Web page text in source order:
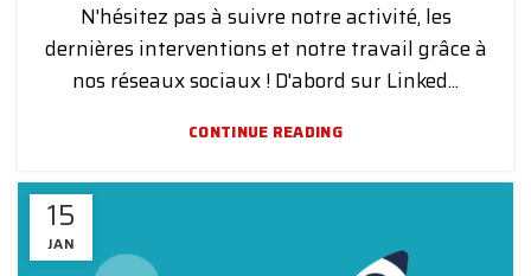
N'hésitez pas à suivre notre activité, les
dernières interventions et notre travail grâce à
nos réseaux sociaux ! D'abord sur Linked...
CONTINUE READING
15
JAN